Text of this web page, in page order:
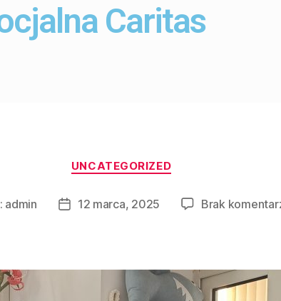
Caritas
UNCATEGORIZED
admin 12 marca, 2025 Brak